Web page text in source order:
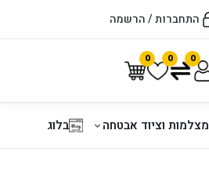
התחברות / הרשמה
0 0 0
מצלמות וציוד אבטחה בלוג